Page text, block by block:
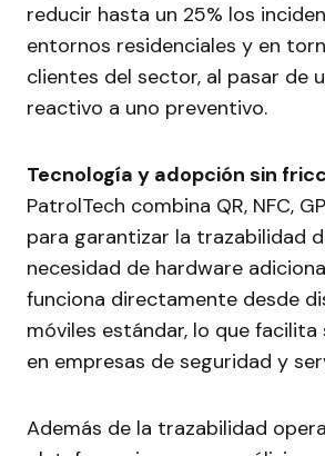
reducir hasta un 25% los
entornos residenciales y en
clientes del sector, al pasar de
reactivo a uno preventivo.
Tecnología y adopción sin
PatrolTech combina QR, NFC,
para garantizar la trazabilidad
necesidad de hardware
funciona directamente desde
móviles estándar, lo que
en empresas de seguridad y
Además de la trazabilidad